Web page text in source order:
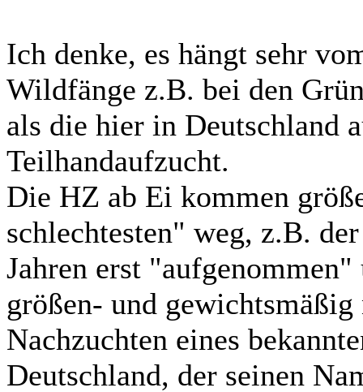
Ich denke, es hängt sehr
Wildfänge z.B. bei den
als die hier in Deutschland
Teilhandaufzucht.
Die HZ ab Ei kommen
schlechtesten" weg, z.B.
Jahren erst
größen- und
Nachzuchten eines
Deutschland, der seinen